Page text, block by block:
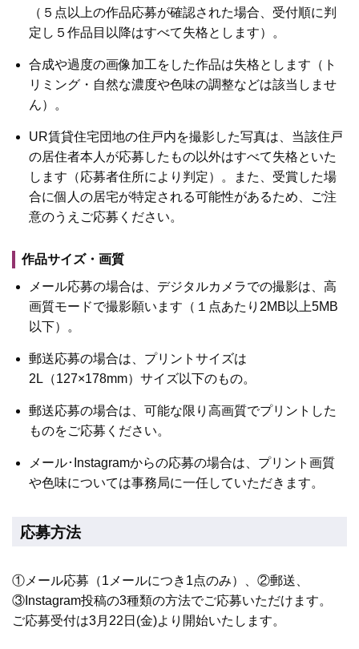
（５点以上の作品応募が確認された場合、受付順に判
定し５作品目以降はすべて失格とします）。
合成や過度の画像加工をした作品は失格とします（ト
リミング・自然な濃度や色味の調整などは該当しませ
ん）。
UR賃貸住宅団地の住戸内を撮影した写真は、当該住戸
の居住者本人が応募したもの以外はすべて失格といた
します（応募者住所により判定）。また、受賞した場
合に個人の居宅が特定される可能性があるため、ご注
意のうえご応募ください。
作品サイズ・画質
メール応募の場合は、デジタルカメラでの撮影は、高
画質モードで撮影願います（１点あたり2MB以上5MB
以下）。
郵送応募の場合は、プリントサイズは
2L（127×178mm）サイズ以下のもの。
郵送応募の場合は、可能な限り高画質でプリントした
ものをご応募ください。
メール･Instagramからの応募の場合は、プリント画質
や色味については事務局に一任していただきます。
応募方法
①メール応募（1メールにつき1点のみ）、②郵送、
③Instagram投稿の3種類の方法でご応募いただけます。
ご応募受付は3月22日(金)より開始いたします。